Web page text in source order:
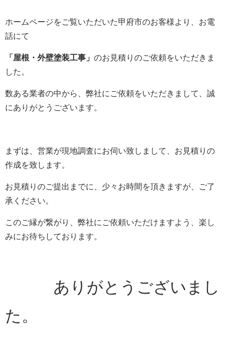
ホームページをご覧いただいた甲府市のお客様より、お電
話にて
「屋根・外壁塗装工事」 のお見積りのご依頼をいただきま
した。
数ある業者の中から、弊社にご依頼をいただきまして、誠
にありがとうございます。
まずは、営業が現地調査にお伺い致しまして、お見積りの
作成を致します。
お見積りのご提出までに、少々お時間を頂きますが、ご了
承ください。
このご縁が繋がり、弊社にご依頼いただけますよう、楽し
みにお待ちしております。
ありがとうございまし
た。